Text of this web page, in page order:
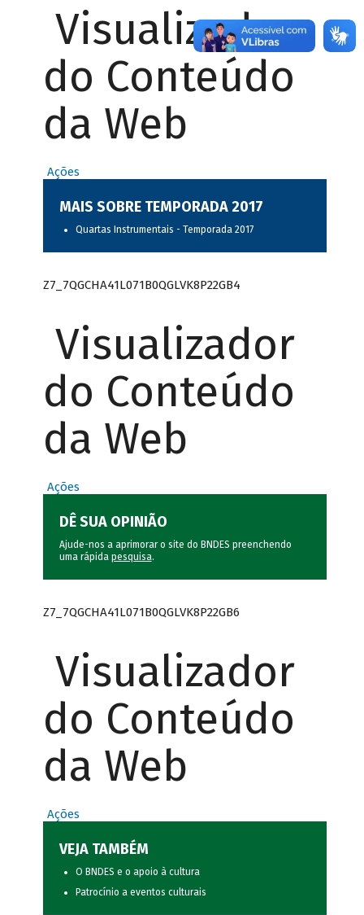
Visualizador
do Conteúdo
da Web
Ações
MAIS SOBRE TEMPORADA 2017
Quartas Instrumentais - Temporada 2017
Z7_7QGCHA41L071B0QGLVK8P22GB4
Visualizador
do Conteúdo
da Web
Ações
DÊ SUA OPINIÃO
Ajude-nos a aprimorar o site do BNDES preenchendo
uma rápida pesquisa.
Z7_7QGCHA41L071B0QGLVK8P22GB6
Visualizador
do Conteúdo
da Web
Ações
VEJA TAMBÉM
O BNDES e o apoio à cultura
Patrocínio a eventos culturais